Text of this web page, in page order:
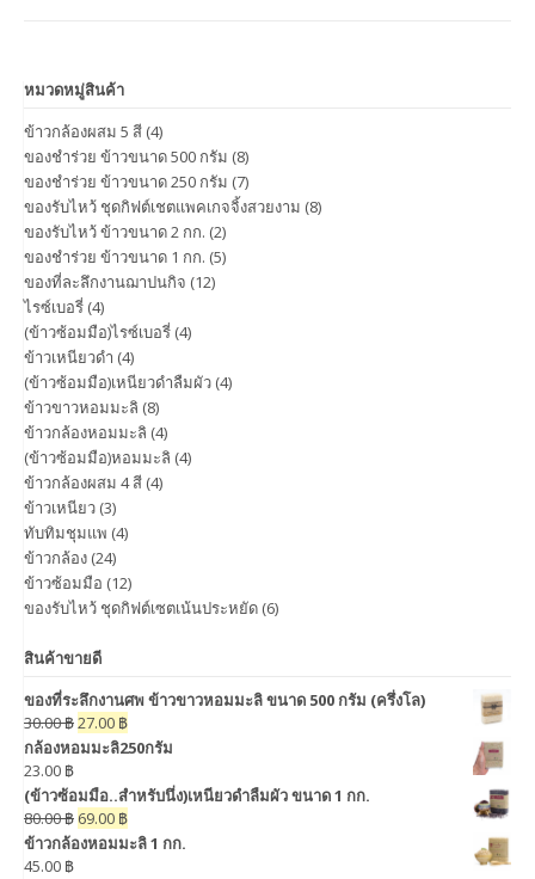
หมวดหมู่สินค้า
ข้าวกล้องผสม 5 สี (4)
ของชำร่วย ข้าวขนาด 500 กรัม (8)
ของชำร่วย ข้าวขนาด 250 กรัม (7)
ของรับไหว้ ชุดกิฟต์เชตแพคเกจจิ้งสวยงาม (8)
ของรับไหว้ ข้าวขนาด 2 กก. (2)
ของชำร่วย ข้าวขนาด 1 กก. (5)
ของที่ละลึกงานฌาปนกิจ (12)
ไรซ์เบอรี่ (4)
(ข้าวซ้อมมือ)ไรซ์เบอรี่ (4)
ข้าวเหนียวดำ (4)
(ข้าวซ้อมมือ)เหนียวดำลืมผัว (4)
ข้าวขาวหอมมะลิ (8)
ข้าวกล้องหอมมะลิ (4)
(ข้าวซ้อมมือ)หอมมะลิ (4)
ข้าวกล้องผสม 4 สี (4)
ข้าวเหนียว (3)
ทับทิมชุมแพ (4)
ข้าวกล้อง (24)
ข้าวซ้อมมือ (12)
ของรับไหว้ ชุดกิฟต์เซตเน้นประหยัด (6)
สินค้าขายดี
ของที่ระลึกงานศพ ข้าวขาวหอมมะลิ ขนาด 500 กรัม (ครึ่งโล)
30.00฿27.00 ฿
กล้องหอมมะลิ250กรัม
23.00 ฿
(ข้าวซ้อมมือ..สำหรับนึ่ง)เหนียวดำลืมผัว ขนาด 1 กก.
80.00฿ 69.00 ฿
ข้าวกล้องหอมมะลิ 1 กก.
45.00 ฿